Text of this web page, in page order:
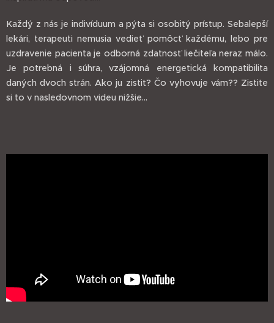
Každý z nás je indivíduum a pýta si osobitý prístup. Sebalepší
lekári, terapeuti nemusia vedieť pomôcť každému, lebo pre
uzdravenie pacienta je odborná zdatnosť liečiteľa neraz málo.
Je potrebná i súhra, vzájomná energetická kompatibilita
daných dvoch strán. Ako ju zistiť? Čo vyhovuje vám?? Zistite
si to v nasledovnom videu nižšie...